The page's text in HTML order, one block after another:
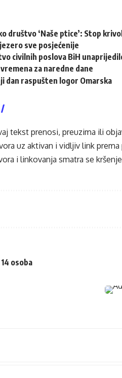
društvo ‘Naše ptice’: Stop
sve posjećenije
civilnih poslova BiH
za naredne dane
dan raspušten logor Omarska
tekst prenosi, preuzima ili
uz aktivan i vidljiv link prema
i linkovanja smatra se
osoba